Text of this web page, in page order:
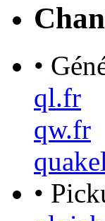
•
ql.fr
qw.fr
•